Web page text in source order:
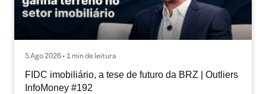
5 Ago 2026 • 1 min de leitura
FIDC imobiliário, a tese de futuro da BRZ | Outliers
InfoMoney #192